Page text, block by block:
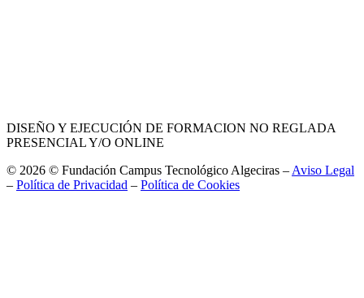
DISEÑO Y EJECUCIÓN DE FORMACION NO REGLADA
PRESENCIAL Y/O ONLINE
© 2026 © Fundación Campus Tecnológico Algeciras – Aviso Legal
– Política de Privacidad – Política de Cookies